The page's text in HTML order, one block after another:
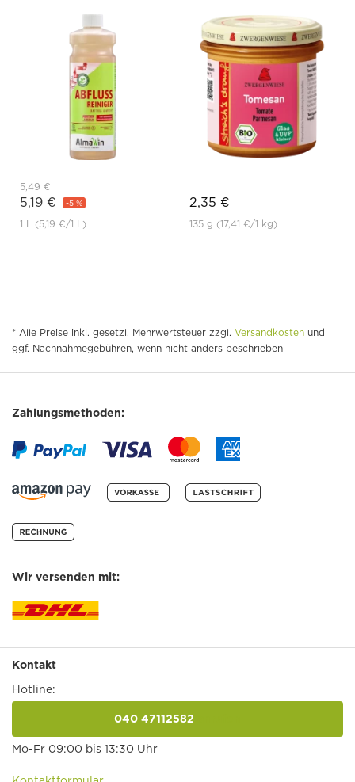
5,49 €
5,19 € -5 %
1 L (5,19 €/1 L)
2,35 €
135 g (17,41 €/1 kg)
* Alle Preise inkl. gesetzl. Mehrwertsteuer zzgl. Versandkosten und
ggf. Nachnahmegebühren, wenn nicht anders beschrieben
Zahlungsmethoden:
Wir versenden mit:
Kontakt
Hotline:
040 47112582
Mo-Fr 09:00 bis 13:30 Uhr